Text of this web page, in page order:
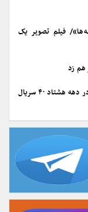
ها»/ فیلم تصویر یک
هم زد
تاریخچه سریال‌های ماه رمضان از ابتدا تاکنون/ در دهه هشتاد ۴۰ سریال